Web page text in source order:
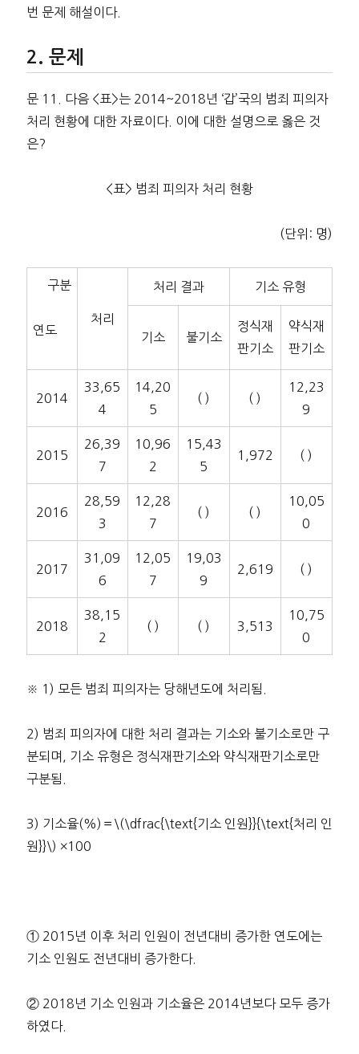
번 문제 해설이다.
문제
문 11. 다음 <표>는 2014~2018년 ‘갑’국의 범죄 피의자
처리 현황에 대한 자료이다. 이에 대한 설명으로 옳은 것
은?
<표> 범죄 피의자 처리 현황
(단위: 명)
구분
연도
처리
처리 결과 기소 유형
기소 불기소
정식재
판기소
약식재
판기소
2014
33,65
4
14,20
5
( ) ( )
12,23
9
2015
26,39
7
10,96
2
15,43
5
1,972 ( )
2016
28,59
3
12,28
7
( ) ( )
10,05
0
2017
31,09
6
12,05
7
19,03
9
2,619 ( )
2018
38,15
2
( ) ( ) 3,513
10,75
0
※ 1) 모든 범죄 피의자는 당해년도에 처리됨.
2) 범죄 피의자에 대한 처리 결과는 기소와 불기소로만 구
분되며, 기소 유형은 정식재판기소와 약식재판기소로만
구분됨.
3) 기소율(%)＝\(\dfrac{\text{기소 인원}}{\text{처리 인
원}}\) ×100
① 2015년 이후 처리 인원이 전년대비 증가한 연도에는
기소 인원도 전년대비 증가한다.
② 2018년 기소 인원과 기소율은 2014년보다 모두 증가
하였다.